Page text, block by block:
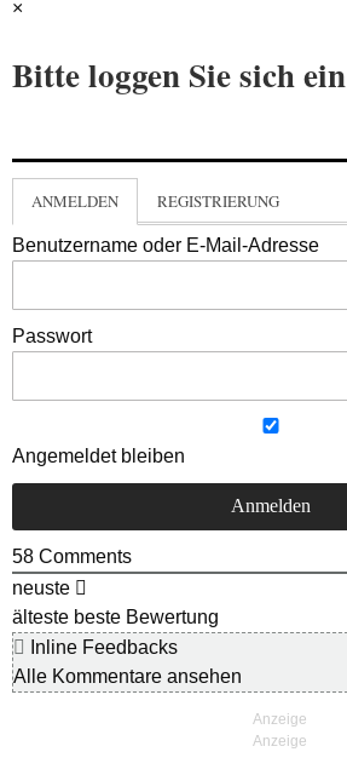
×
Bitte loggen Sie sich ein
ANMELDEN REGISTRIERUNG
Benutzername oder E-Mail-Adresse
Passwort
Angemeldet bleiben
58 Comments
neuste
älteste beste Bewertung
Inline Feedbacks
Alle Kommentare ansehen